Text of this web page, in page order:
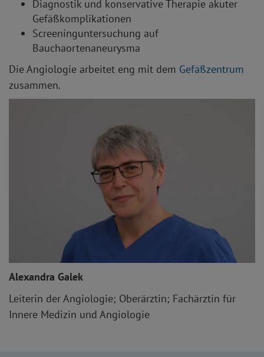
Diagnostik und konservative Therapie akuter
Gefäßkomplikationen
Screeninguntersuchung auf
Bauchaortenaneurysma
Die Angiologie arbeitet eng mit dem Gefäßzentrum
zusammen.
Alexandra Galek
Leiterin der Angiologie; Oberärztin; Fachärztin für
Innere Medizin und Angiologie